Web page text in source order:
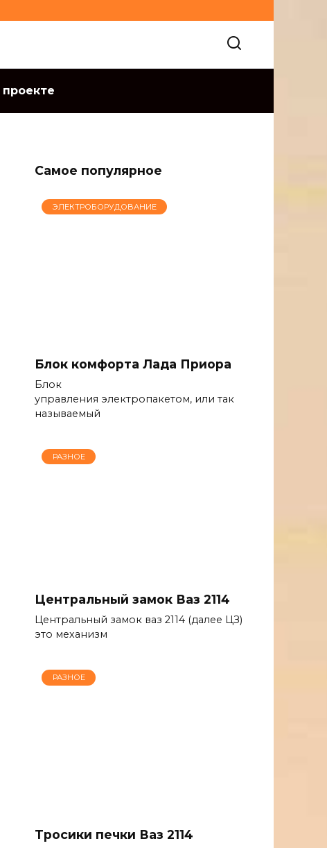
Самое популярное
ЭЛЕКТРОБОРУДОВАНИЕ
Блок комфорта Лада Приора
Блок
управления электропакетом, или так
называемый
РАЗНОЕ
Центральный замок Ваз 2114
Центральный замок ваз 2114 (далее ЦЗ)
это механизм
РАЗНОЕ
Тросики печки Ваз 2114